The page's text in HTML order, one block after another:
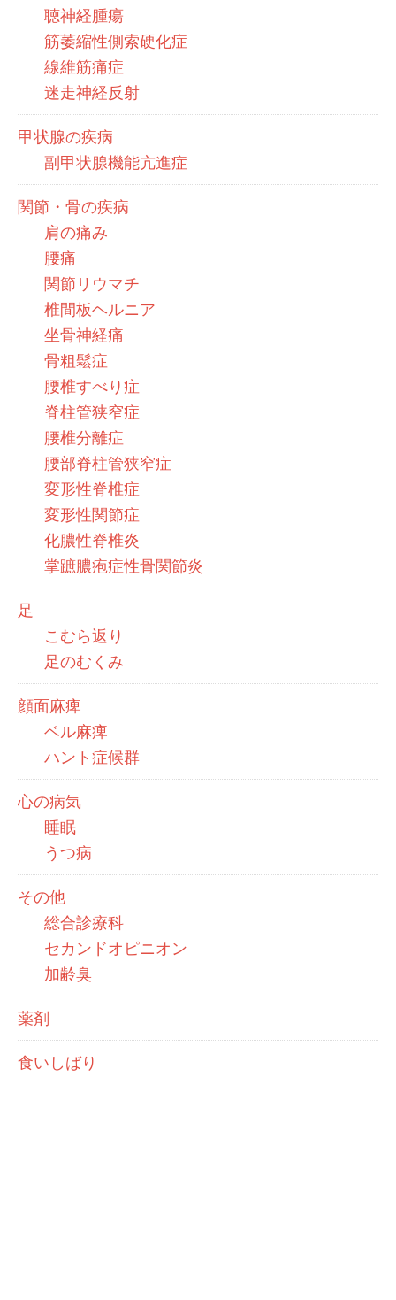
聴神経腫瘍
筋萎縮性側索硬化症
線維筋痛症
迷走神経反射
甲状腺の疾病
副甲状腺機能亢進症
関節・骨の疾病
肩の痛み
腰痛
関節リウマチ
椎間板ヘルニア
坐骨神経痛
骨粗鬆症
腰椎すべり症
脊柱管狭窄症
腰椎分離症
腰部脊柱管狭窄症
変形性脊椎症
変形性関節症
化膿性脊椎炎
掌蹠膿疱症性骨関節炎
足
こむら返り
足のむくみ
顔面麻痺
ベル麻痺
ハント症候群
心の病気
睡眠
うつ病
その他
総合診療科
セカンドオピニオン
加齢臭
薬剤
食いしばり